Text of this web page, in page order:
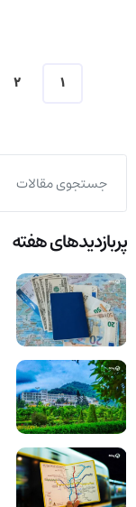
1
2
پربازدید‌های هفته